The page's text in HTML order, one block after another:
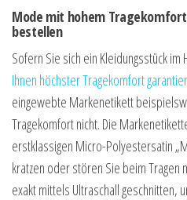
Mode mit hohem Tragekomfort
bestellen
Sofern Sie sich ein Kleidungsstück
Ihnen höchster Tragekomfort
eingewebte Markenetikett
Tragekomfort nicht. Die
erstklassigen Micro-Polyestersatin
kratzen oder stören Sie beim Tragen
exakt mittels Ultraschall geschnitten,